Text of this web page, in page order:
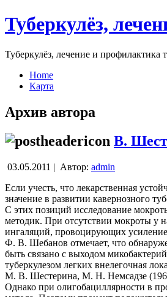
Туберкулёз,
Туберкулёз, лечение и профилактика
Home
Карта
Архив автора
В.
03.05.2011 | Автор: admin
Если учесть, что лекарственная
значение в развитии кавернозного
С этих позиций исследование
методик. При отсутствии мокроты у
ингаляций, провоцирующих
Ф. В. Шебанов отмечает, что
быть связано с выходом
туберкулезом легких внелегочная
М. В. Шестерина, М. Н. Немсадзе
Однако при олигобациллярности в